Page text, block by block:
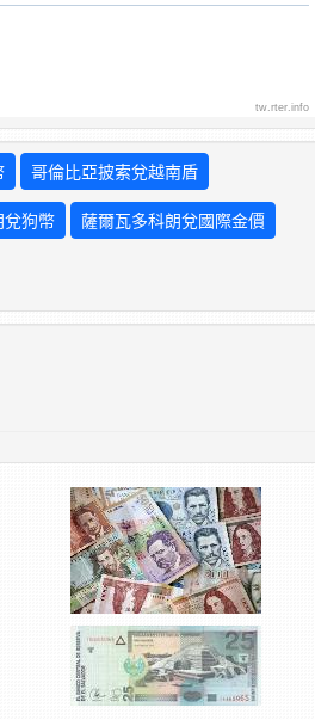
tw.rter.info
哥倫比亞披索兌越南盾
兌狗幣 薩爾瓦多科朗兌國際金價